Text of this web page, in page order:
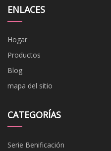
ENLACES
Hogar
Productos
Blog
mapa del sitio
CATEGORÍAS
Serie Benificación